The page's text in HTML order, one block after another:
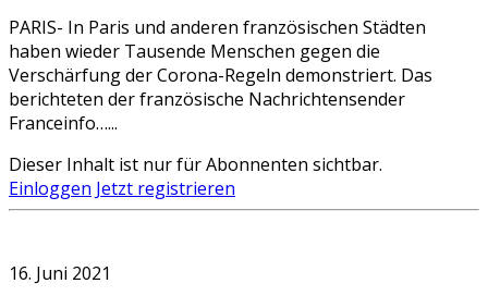
PARIS- In Paris und anderen französischen Städten
haben wieder Tausende Menschen gegen die
Verschärfung der Corona-Regeln demonstriert. Das
berichteten der französische Nachrichtensender
Franceinfo…...
Dieser Inhalt ist nur für Abonnenten sichtbar.
Einloggen Jetzt registrieren
16. Juni 2021